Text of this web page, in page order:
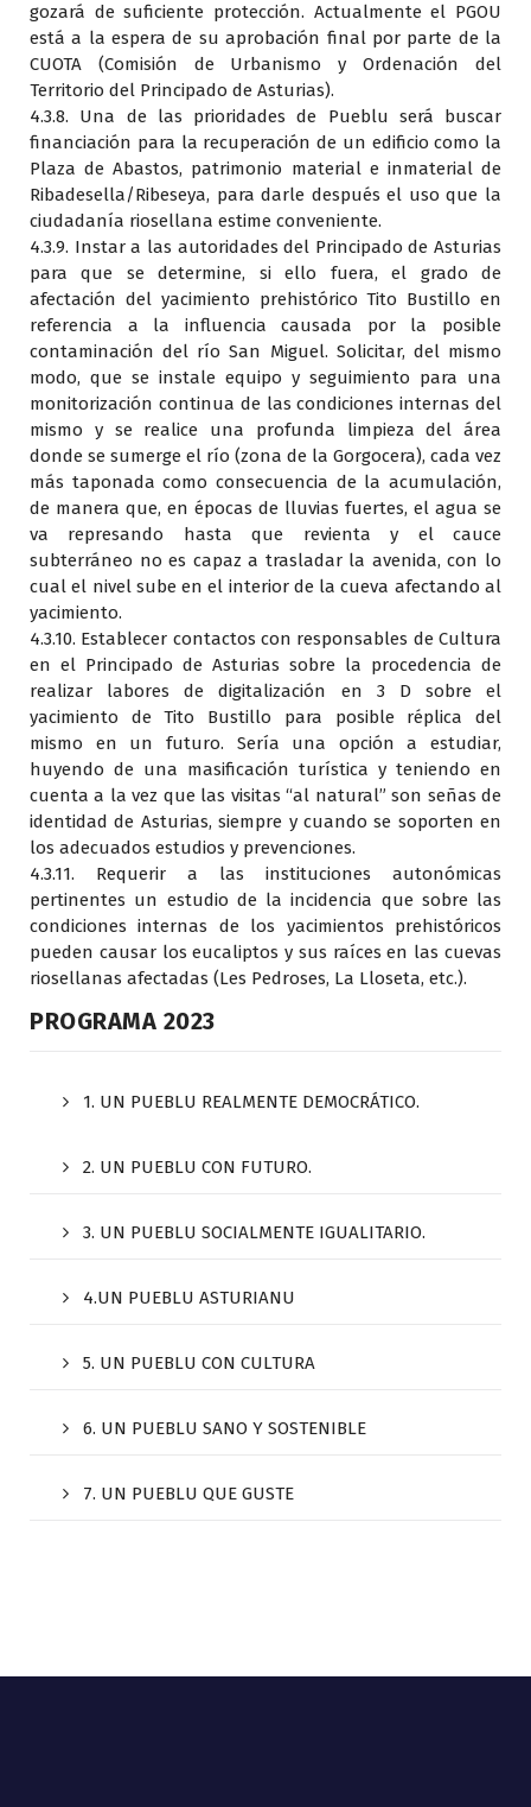
gozará de suficiente protección. Actualmente el PGOU
está a la espera de su aprobación final por parte de la
CUOTA (Comisión de Urbanismo y Ordenación del
Territorio del Principado de Asturias).
4.3.8. Una de las prioridades de Pueblu será buscar
financiación para la recuperación de un edificio como la
Plaza de Abastos, patrimonio material e inmaterial de
Ribadesella/Ribeseya, para darle después el uso que la
ciudadanía riosellana estime conveniente.
4.3.9. Instar a las autoridades del Principado de Asturias
para que se determine, si ello fuera, el grado de
afectación del yacimiento prehistórico Tito Bustillo en
referencia a la influencia causada por la posible
contaminación del río San Miguel. Solicitar, del mismo
modo, que se instale equipo y seguimiento para una
monitorización continua de las condiciones internas del
mismo y se realice una profunda limpieza del área
donde se sumerge el río (zona de la Gorgocera), cada vez
más taponada como consecuencia de la acumulación,
de manera que, en épocas de lluvias fuertes, el agua se
va represando hasta que revienta y el cauce
subterráneo no es capaz a trasladar la avenida, con lo
cual el nivel sube en el interior de la cueva afectando al
yacimiento.
4.3.10. Establecer contactos con responsables de Cultura
en el Principado de Asturias sobre la procedencia de
realizar labores de digitalización en 3 D sobre el
yacimiento de Tito Bustillo para posible réplica del
mismo en un futuro. Sería una opción a estudiar,
huyendo de una masificación turística y teniendo en
cuenta a la vez que las visitas “al natural” son señas de
identidad de Asturias, siempre y cuando se soporten en
los adecuados estudios y prevenciones.
4.3.11. Requerir a las instituciones autonómicas
pertinentes un estudio de la incidencia que sobre las
condiciones internas de los yacimientos prehistóricos
pueden causar los eucaliptos y sus raíces en las cuevas
riosellanas afectadas (Les Pedroses, La Lloseta, etc.).
PROGRAMA 2023
1. UN PUEBLU REALMENTE DEMOCRÁTICO.
2. UN PUEBLU CON FUTURO.
3. UN PUEBLU SOCIALMENTE IGUALITARIO.
4.UN PUEBLU ASTURIANU
5. UN PUEBLU CON CULTURA
6. UN PUEBLU SANO Y SOSTENIBLE
7. UN PUEBLU QUE GUSTE